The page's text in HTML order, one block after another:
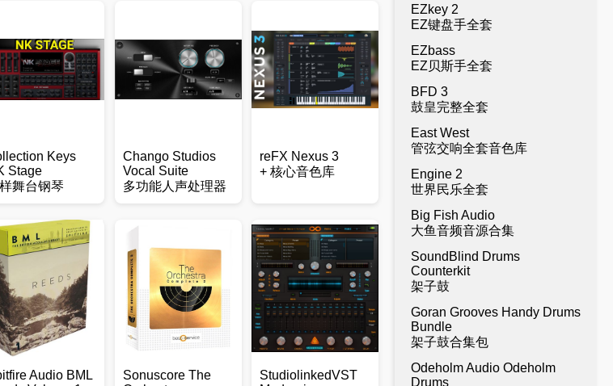
Keys
Stage
舞台钢琴
Chango Studios
Vocal Suite
多功能人声处理器
reFX Nexus 3
+ 核心音色库
Audio BML
Sonuscore The
StudiolinkedVST
EZkey 2
EZ键盘手全套
EZbass
EZ贝斯手全套
BFD 3
鼓皇完整全套
East West
管弦交响全套音色库
Engine 2
世界民乐全套
Big Fish Audio
大鱼音频音源合集
SoundBlind Drums
Counterkit
架子鼓
Goran Grooves Handy Drums
Bundle
架子鼓合集包
Odeholm Audio Odeholm
Drums